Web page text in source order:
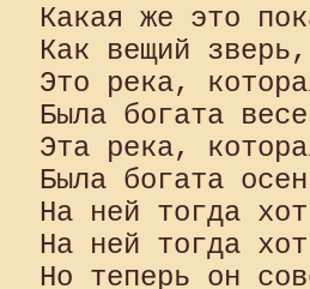
Какая же это
Как вещий
Это река,
Была богата
Эта река,
Была богата
На ней тогда
На ней тогда
Но теперь он